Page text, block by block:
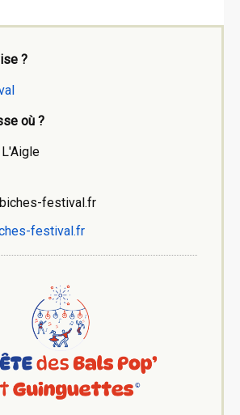
?
où ?
festival.fr
festival.fr